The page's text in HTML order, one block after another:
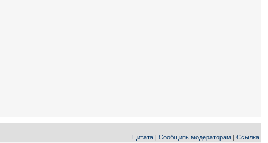
Цитата | Сообщить модераторам | Ссылка